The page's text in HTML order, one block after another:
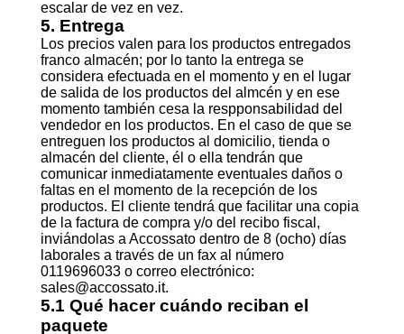
escalar de vez en vez.
5. Entrega
Los precios valen para los productos entregados
franco almacén; por lo tanto la entrega se
considera efectuada en el momento y en el lugar
de salida de los productos del almcén y en ese
momento también cesa la respponsabilidad del
vendedor en los productos. En el caso de que se
entreguen los productos al domicilio, tienda o
almacén del cliente, él o ella tendrán que
comunicar inmediatamente eventuales daños o
faltas en el momento de la recepción de los
productos. El cliente tendrá que facilitar una copia
de la factura de compra y/o del recibo fiscal,
inviándolas a Accossato dentro de 8 (ocho) días
laborales a través de un fax al número
0119696033 o correo electrónico:
sales@accossato.it.
5.1 Qué hacer cuándo reciban el
paquete